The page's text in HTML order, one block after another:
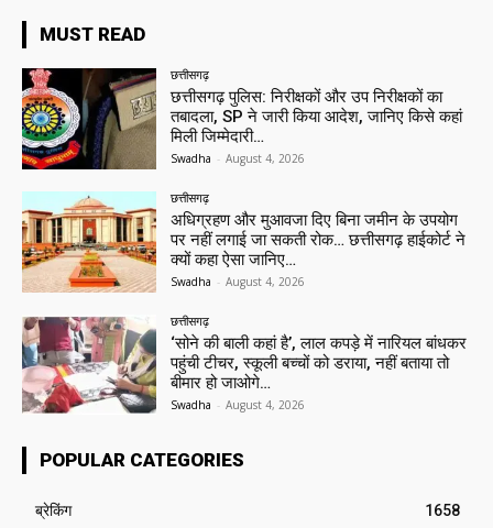
MUST READ
छत्तीसगढ़
छत्तीसगढ़ पुलिस: निरीक्षकों और उप निरीक्षकों का
तबादला, SP ने जारी किया आदेश, जानिए किसे कहां
मिली जिम्मेदारी…
Swadha - August 4, 2026
छत्तीसगढ़
अधिग्रहण और मुआवजा दिए बिना जमीन के उपयोग
पर नहीं लगाई जा सकती रोक… छत्तीसगढ़ हाईकोर्ट ने
क्यों कहा ऐसा जानिए…
Swadha - August 4, 2026
छत्तीसगढ़
‘सोने की बाली कहां है’, लाल कपड़े में नारियल बांधकर
पहुंची टीचर, स्कूली बच्चों को डराया, नहीं बताया तो
बीमार हो जाओगे…
Swadha - August 4, 2026
POPULAR CATEGORIES
ब्रेकिंग
1658